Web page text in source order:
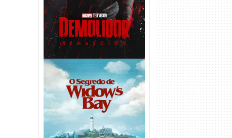
O Segredo de Widow’s Bay
1ª Temporada Torrent (2026)